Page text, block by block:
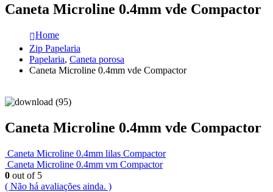
Caneta Microline 0.4mm vde Compactor
Home
Zip Papelaria
Papelaria, Caneta porosa
Caneta Microline 0.4mm vde Compactor
Caneta Microline 0.4mm vde Compactor
Caneta Microline 0.4mm lilas Compactor
Caneta Microline 0.4mm vm Compactor
0 out of 5
( Não há avaliações ainda. )